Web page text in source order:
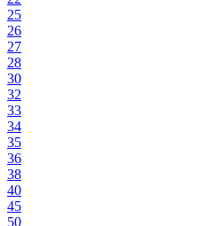
25
26
27
28
30
32
33
34
35
36
38
40
45
50